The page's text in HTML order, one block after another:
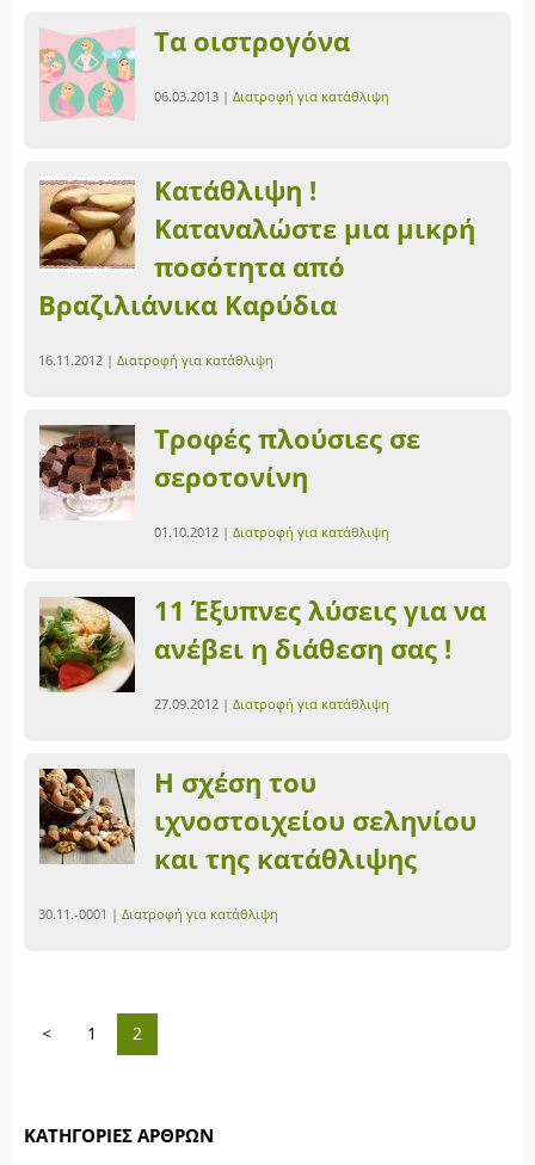
Τα οιστρογόνα
06.03.2013 | Διατροφή για κατάθλιψη
Κατάθλιψη !
Καταναλώστε μια μικρή
ποσότητα από
Βραζιλιάνικα Καρύδια
16.11.2012 | Διατροφή για κατάθλιψη
Τροφές πλούσιες σε
σεροτονίνη
01.10.2012 | Διατροφή για κατάθλιψη
11 Έξυπνες λύσεις για να
ανέβει η διάθεση σας !
27.09.2012 | Διατροφή για κατάθλιψη
Η σχέση του
ιχνοστοιχείου σεληνίου
και της κατάθλιψης
30.11.-0001 | Διατροφή για κατάθλιψη
< 1 2
ΚΑΤΗΓΟΡΊΕΣ ΆΡΘΡΩΝ